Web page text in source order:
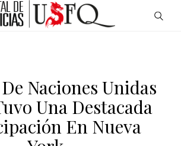
Naciones Unidas
Una Destacada
En Nueva